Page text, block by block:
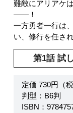
難敵にアリアケ
――！
一方勇者一行は
い、修行を任さ
第1話 試
定価 730円
判型：B6判
ISBN：